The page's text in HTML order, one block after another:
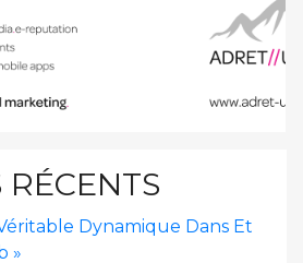
Dynamique Dans Et
»